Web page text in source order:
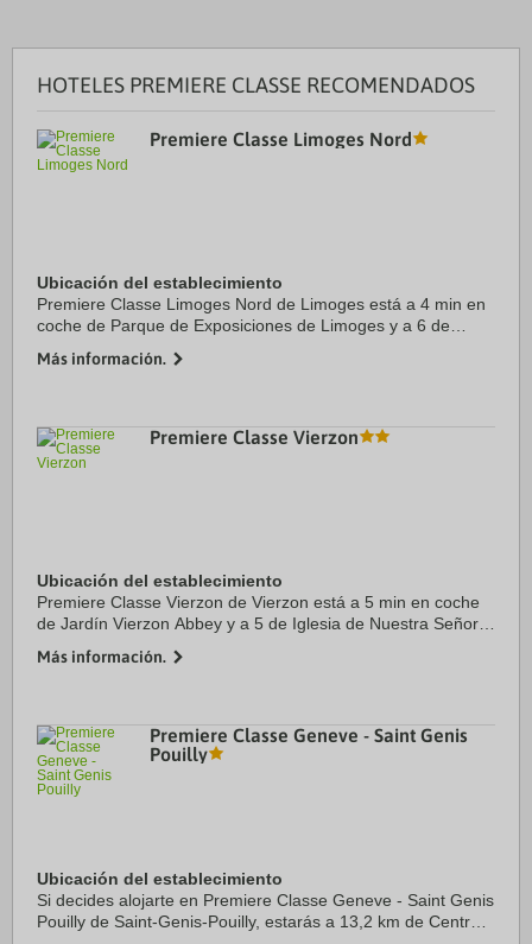
HOTELES PREMIERE CLASSE RECOMENDADOS
Premiere Classe Limoges Nord
Ubicación del establecimiento
Premiere Classe Limoges Nord de Limoges está a 4 min en
coche de Parque de Exposiciones de Limoges y a 6 de
se encuentra a 4,8 km de Centro acuático ...
Más información.
Premiere Classe Vierzon
Ubicación del establecimiento
Premiere Classe Vierzon de Vierzon está a 5 min en coche
de Jardín Vierzon Abbey y a 5 de Iglesia de Nuestra Señora
Museo de la locomotora a vapor de ...
Más información.
Premiere Classe Geneve - Saint Genis
Pouilly
Ubicación del establecimiento
Si decides alojarte en Premiere Classe Geneve - Saint Genis
Pouilly de Saint-Genis-Pouilly, estarás a 13,2 km de Centro